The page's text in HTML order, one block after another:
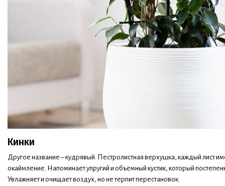
Кинки
Другое название – кудрявый. Пестролистная верхушка, каждый лист
окаймление. Напоминает упругий и объемный кустик, который
Увлажняет и очищает воздух, но не терпит перестановок.